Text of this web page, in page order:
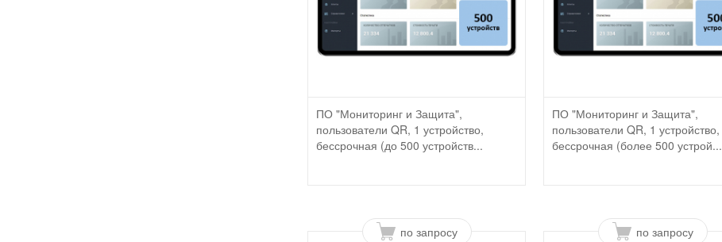
ПО "Мониторинг и Защита",
пользователи QR, 1 устройство,
бессрочная (до 500 устройств...
ПО "Мониторинг и Защита",
пользователи QR, 1 устройство,
бессрочная (более 500 устрой...
по запросу по запросу